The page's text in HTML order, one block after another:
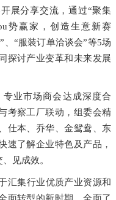
展分享交流，通过“聚集
势赢家，创造生意新赛
、“服装订单洽谈会”等5场
探讨产业变革和未来发展
业市场商会达成深度合
考察工厂联动，组委会精
仕本、乔华、金鸳鸯、东
速了解企业特色及产品，
见成效。
汇集行业优质产业资源和